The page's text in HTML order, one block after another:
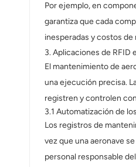
Por ejemplo, en
garantiza que cada
inesperadas y costos
3. Aplicaciones de RFID
El mantenimiento de
una ejecución precisa.
registren y controlen
3.1 Automatización de
Los registros de
vez que una aeronave
personal responsable